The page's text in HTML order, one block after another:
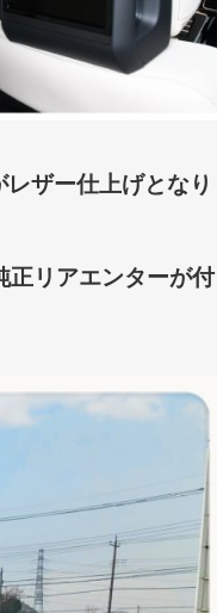
ザー仕上げとなり
正リアエンターが付